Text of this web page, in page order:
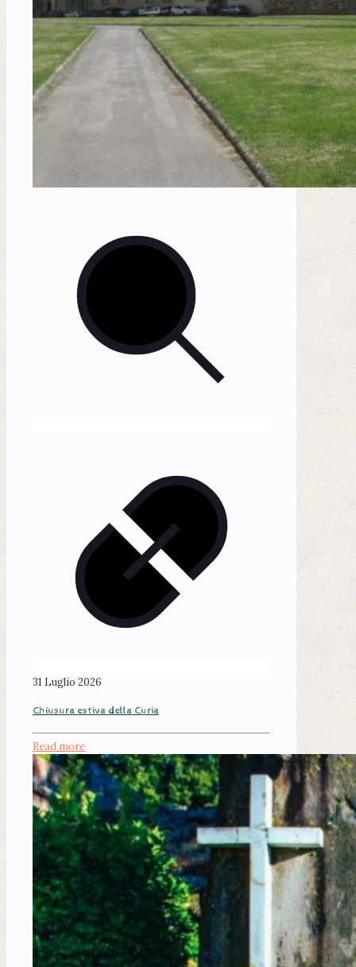
31 Luglio 2026
Chiusura estiva della Curia
Read more